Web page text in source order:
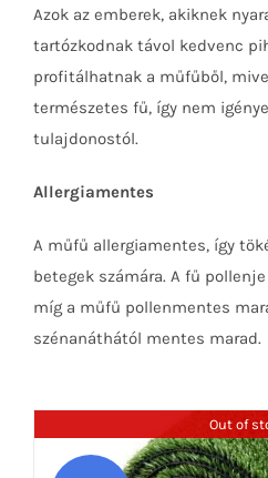
Azok az emberek, akiknek
tartózkodnak távol kedvenc
profitálhatnak a műfűből,
természetes fű, így nem
tulajdonostól.
Allergiamentes
A műfű allergiamentes, így
betegek számára. A fű
míg a műfű pollenmentes
szénanáthától mentes marad.
Out of